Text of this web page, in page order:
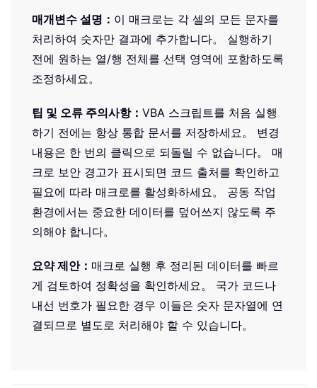
매개변수 설명： 이 매크로는 각 셀의 모든 문자를
처리하여 숫자만 결과에 추가합니다。 실행하기
전에 원하는 열/행 전체를 선택 영역에 포함하도록
조정하세요。
팁 및 오류 주의사항： VBA 스크립트를 처음 실행
하기 전에는 항상 통합 문서를 저장하세요。 변경
내용은 한 번의 클릭으로 되돌릴 수 없습니다。 매
크로 보안 경고가 표시되면 코드 출처를 확인하고
필요에 따라 매크로를 활성화하세요。 공동 작업
환경에서는 중요한 데이터를 덮어쓰지 않도록 주
의해야 합니다。
요약 제안： 매크로 실행 후 정리된 데이터를 빠르
게 검토하여 정확성을 확인하세요。 국가 코드나
내선 번호가 필요한 경우 이들은 숫자 문자열에 연
결되므로 별도로 처리해야 할 수 있습니다。